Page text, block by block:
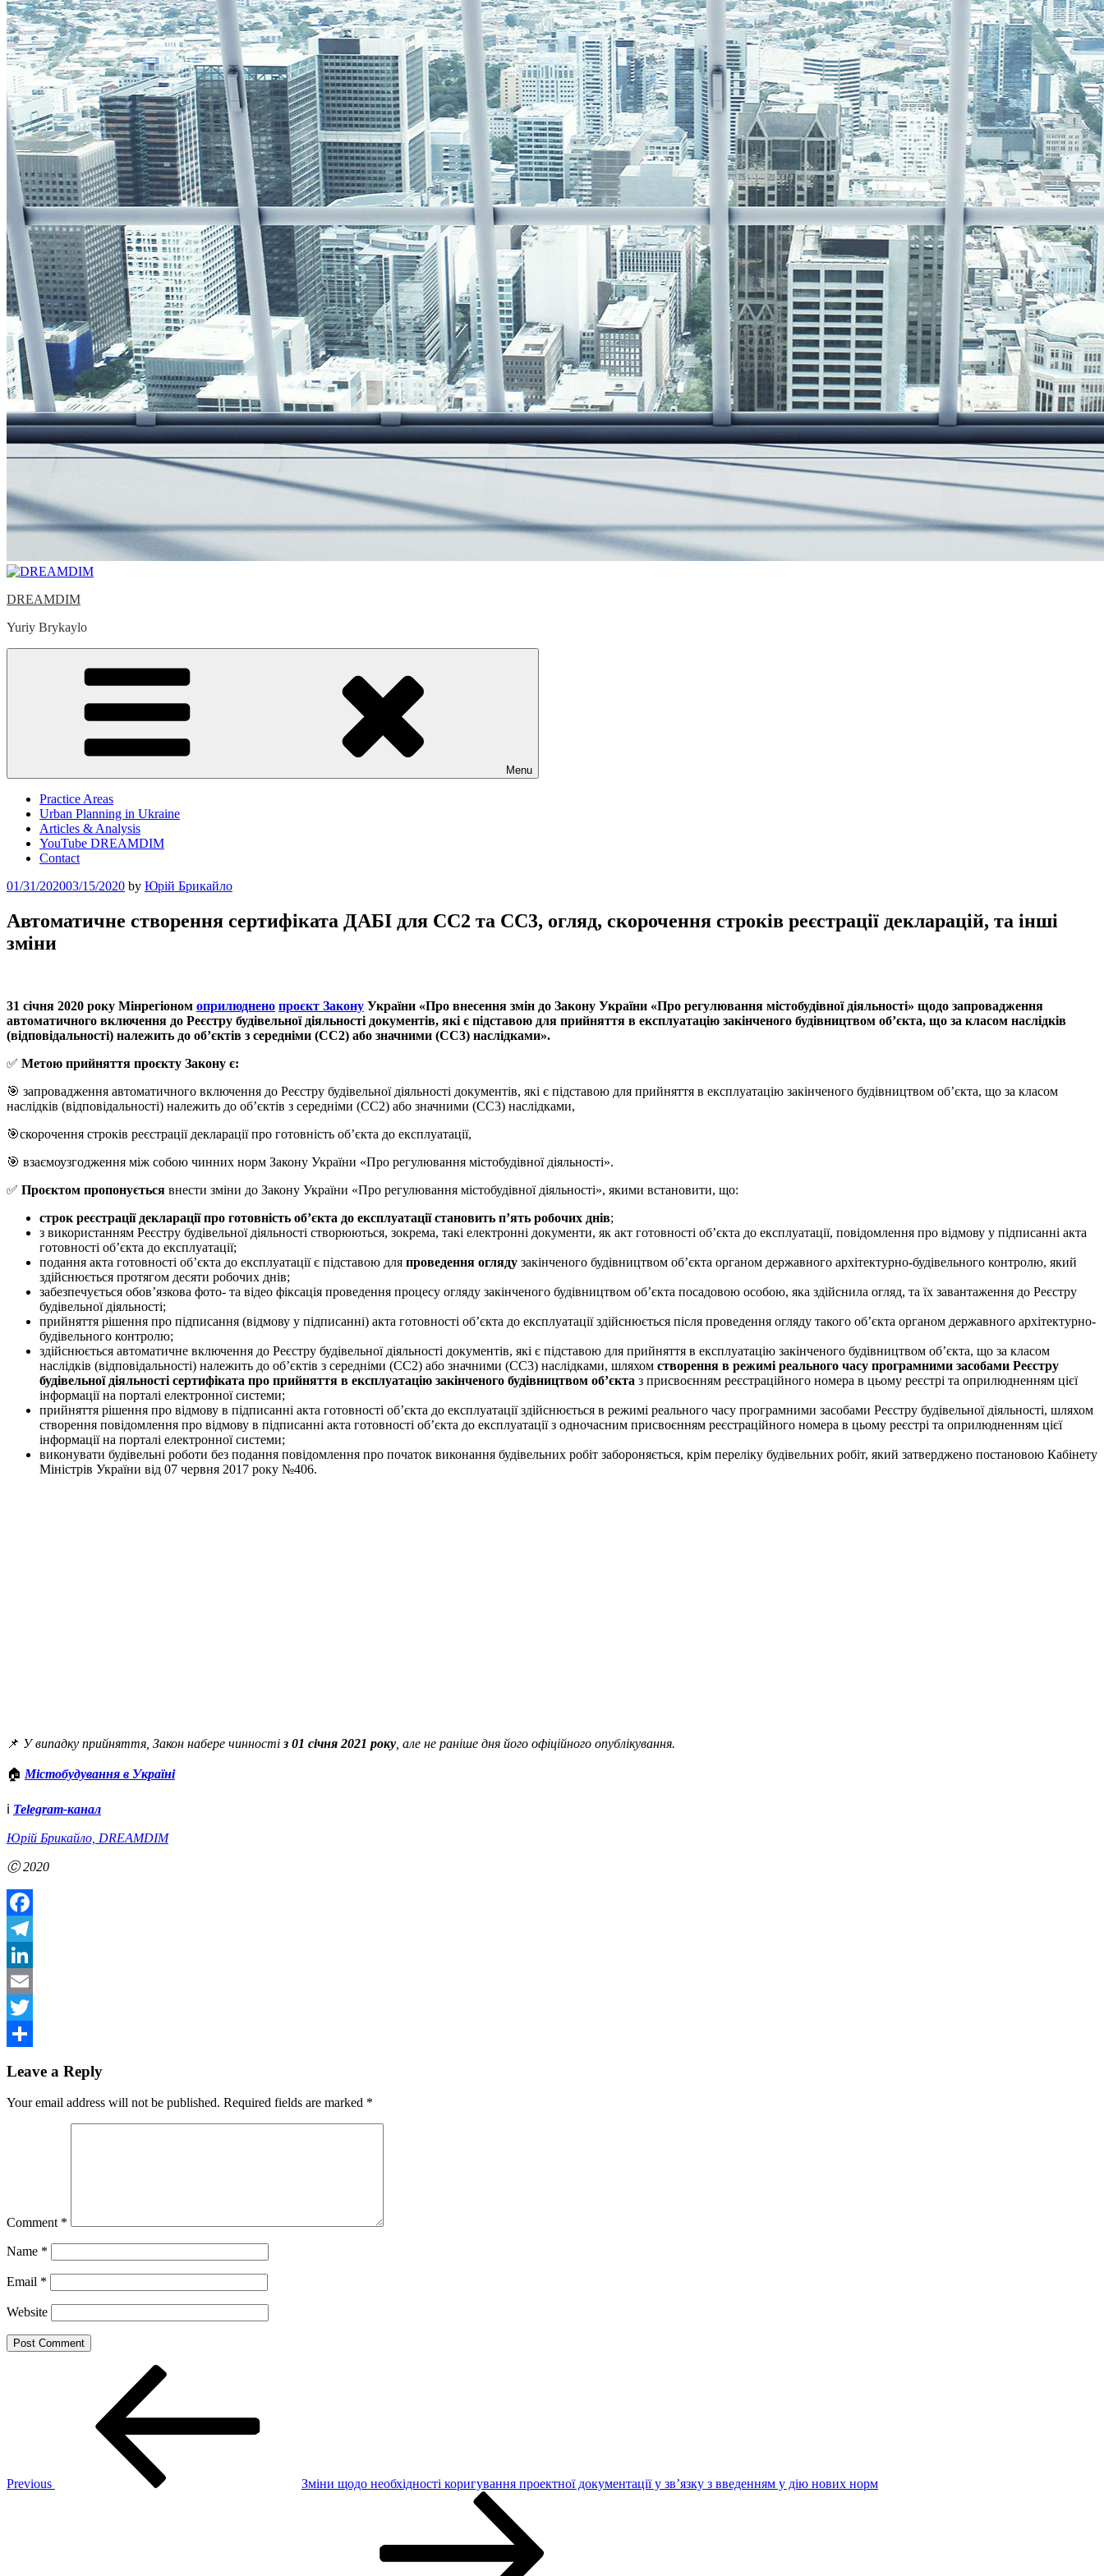
DREAMDIM
Yuriy Brykaylo
Menu
Practice Areas
Urban Planning in Ukraine
Articles & Analysis
YouTube DREAMDIM
Contact
Posted
01/31/202003/15/2020 by Юрій Брикайло
Автоматичне створення сертифіката ДАБІ для СС2 та СС3, огляд, скорочення строків реєстрації декларацій, та інші
зміни
31 січня 2020 року Мінрегіоном оприлюднено проєкт Закону України «Про внесення змін до Закону України «Про регулювання містобудівної діяльності» щодо запровадження
автоматичного включення до Реєстру будівельної діяльності документів, які є підставою для прийняття в експлуатацію закінченого будівництвом об’єкта, що за класом наслідків
(відповідальності) належить до об’єктів з середніми (СС2) або значними (СС3) наслідками».
✅ Метою прийняття проєкту Закону є:
🎯 запровадження автоматичного включення до Реєстру будівельної діяльності документів, які є підставою для прийняття в експлуатацію закінченого будівництвом об’єкта, що за класом
наслідків (відповідальності) належить до об’єктів з середніми (СС2) або значними (СС3) наслідками,
🎯скорочення строків реєстрації декларації про готовність об’єкта до експлуатації,
🎯 взаємоузгодження між собою чинних норм Закону України «Про регулювання містобудівної діяльності».
✅ Проєктом пропонується внести зміни до Закону України «Про регулювання містобудівної діяльності», якими встановити, що:
строк реєстрації декларації про готовність об’єкта до експлуатації становить п’ять робочих днів;
з використанням Реєстру будівельної діяльності створюються, зокрема, такі електронні документи, як акт готовності об’єкта до експлуатації, повідомлення про відмову у підписанні акта
готовності об’єкта до експлуатації;
подання акта готовності об’єкта до експлуатації є підставою для проведення огляду закінченого будівництвом об’єкта органом державного архітектурно-будівельного контролю, який
здійснюється протягом десяти робочих днів;
забезпечується обов’язкова фото- та відео фіксація проведення процесу огляду закінченого будівництвом об’єкта посадовою особою, яка здійснила огляд, та їх завантаження до Реєстру
будівельної діяльності;
прийняття рішення про підписання (відмову у підписанні) акта готовності об’єкта до експлуатації здійснюється після проведення огляду такого об’єкта органом державного архітектурно-
будівельного контролю;
здійснюється автоматичне включення до Реєстру будівельної діяльності документів, які є підставою для прийняття в експлуатацію закінченого будівництвом об’єкта, що за класом
наслідків (відповідальності) належить до об’єктів з середніми (СС2) або значними (СС3) наслідками, шляхом створення в режимі реального часу програмними засобами Реєстру
будівельної діяльності сертифіката про прийняття в експлуатацію закінченого будівництвом об’єкта з присвоєнням реєстраційного номера в цьому реєстрі та оприлюдненням цієї
інформації на порталі електронної системи;
прийняття рішення про відмову в підписанні акта готовності об’єкта до експлуатації здійснюється в режимі реального часу програмними засобами Реєстру будівельної діяльності, шляхом
створення повідомлення про відмову в підписанні акта готовності об’єкта до експлуатації з одночасним присвоєнням реєстраційного номера в цьому реєстрі та оприлюдненням цієї
інформації на порталі електронної системи;
виконувати будівельні роботи без подання повідомлення про початок виконання будівельних робіт забороняється, крім переліку будівельних робіт, який затверджено постановою Кабінету
Міністрів України від 07 червня 2017 року №406.
📌 У випадку прийняття, Закон набере чинності з 01 січня 2021 року , але не раніше дня його офіційного опублікування.
🏠 Містобудування в Україні
ℹ️ Telegram-канал
Юрій Брикайло, DREAMDIM
Ⓒ 2020
Facebook
Telegram
LinkedIn
Email
Twitter
Leave a Reply
Your email address will not be published. Required fields are marked *
Comment *
Name *
Email *
Website
Previous
Зміни щодо необхідності коригування проектної документації у зв’язку з введенням у дію нових норм